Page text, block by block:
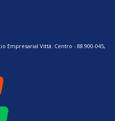
Empresarial Vittá. Centro - 88.900-045,